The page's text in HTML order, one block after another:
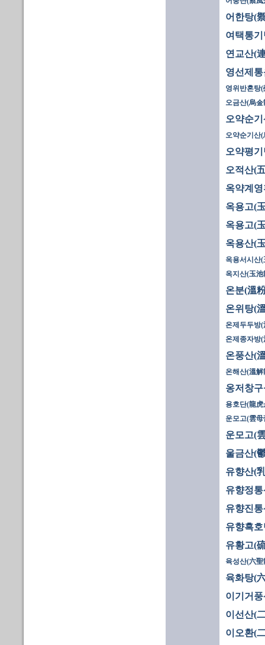
어한탕(
여택통
연교산(
영선제
영위반혼탕
오금산(烏
오약순
오약순기산
오약평
오적산(
옥약계
옥용고(
옥용고(
옥용산(
옥용서시산
옥지산(玉池
온분(溫
온위탕(
온제두두방
온제종자방
온풍산(
온해산(溫解
옹저창
용호단(龍虎
운모고(雲母
운모고(
울금산(
유향산(
유향정
유향진
유향흑
유황고(
육성산(六聖
육화탕(
이기거
이선산(
이오환(